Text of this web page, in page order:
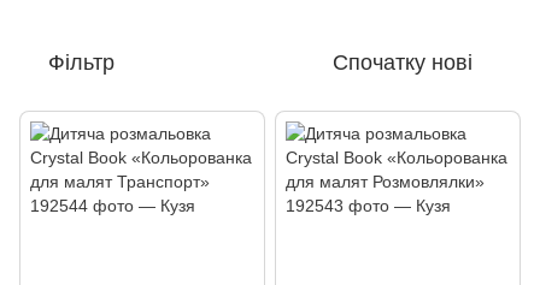
Фільтр Спочатку нові